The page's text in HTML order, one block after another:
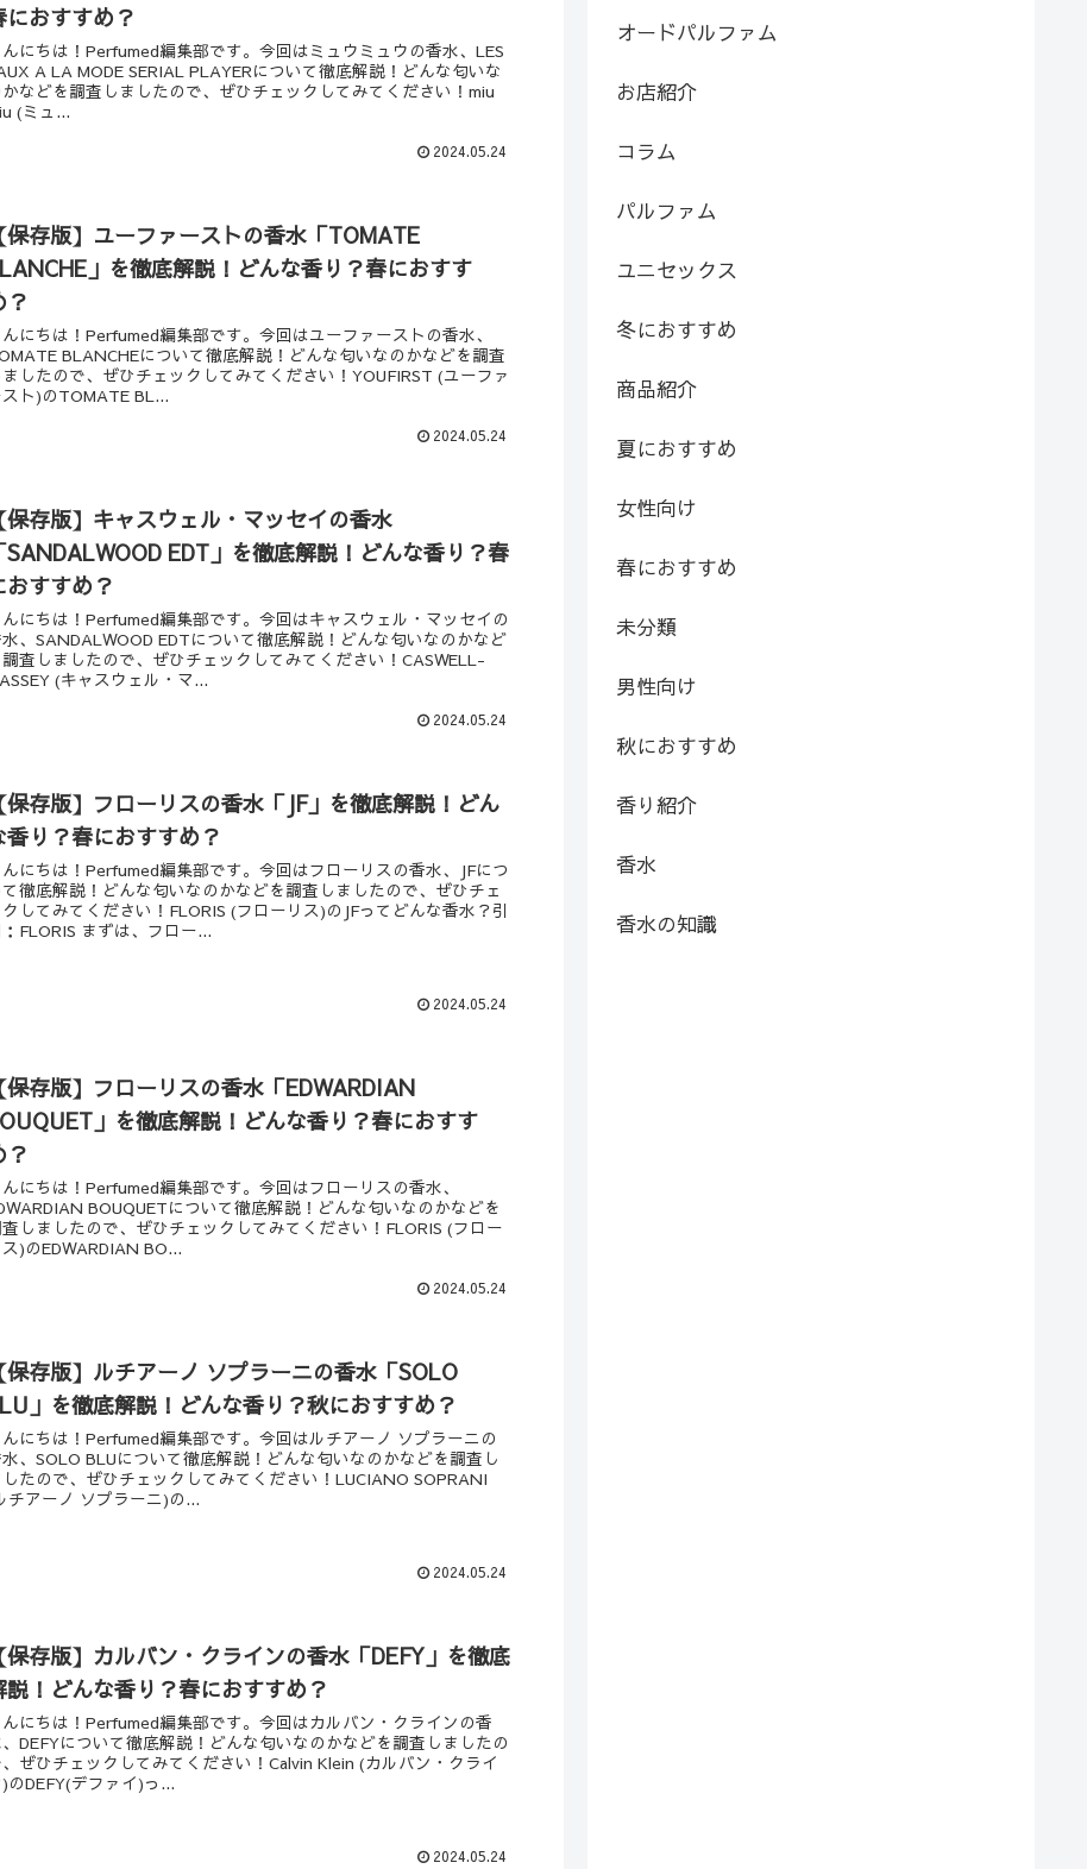
におすすめ？
んにちは！Perfumed編集部です。今回はミュウミュウの香水、LES
A LA MODE SERIAL PLAYERについて徹底解説！どんな匂いな
かなどを調査しましたので、ぜひチェックしてみてください！miu
(ミュ...
2024.05.24
保存版】ユーファーストの香水「TOMATE
」を徹底解説！どんな香り？春におすす
？
んにちは！Perfumed編集部です。今回はユーファーストの香水、
BLANCHEについて徹底解説！どんな匂いなのかなどを調査
ましたので、ぜひチェックしてみてください！YOUFIRST (ユーファ
ト)のTOMATE BL...
2024.05.24
保存版】キャスウェル・マッセイの香水
SANDALWOOD EDT」を徹底解説！どんな香り？春
おすすめ？
んにちは！Perfumed編集部です。今回はキャスウェル・マッセイの
、SANDALWOOD EDTについて徹底解説！どんな匂いなのかなど
調査しましたので、ぜひチェックしてみてください！CASWELL-
(キャスウェル・マ...
2024.05.24
保存版】フローリスの香水「JF」を徹底解説！どん
香り？春におすすめ？
んにちは！Perfumed編集部です。今回はフローリスの香水、JFにつ
徹底解説！どんな匂いなのかなどを調査しましたので、ぜひチェ
クしてみてください！FLORIS (フローリス)のJFってどんな香水？引
FLORIS まずは、フロー...
2024.05.24
保存版】フローリスの香水「EDWARDIAN
」を徹底解説！どんな香り？春におすす
？
んにちは！Perfumed編集部です。今回はフローリスの香水、
BOUQUETについて徹底解説！どんな匂いなのかなどを
しましたので、ぜひチェックしてみてください！FLORIS (フロー
ス)のEDWARDIAN BO...
2024.05.24
保存版】ルチアーノ ソプラーニの香水「SOLO
」を徹底解説！どんな香り？秋におすすめ？
んにちは！Perfumed編集部です。今回はルチアーノ ソプラーニの
、SOLO BLUについて徹底解説！どんな匂いなのかなどを調査し
したので、ぜひチェックしてみてください！LUCIANO SOPRANI
チアーノ ソプラーニ)の...
2024.05.24
保存版】カルバン・クラインの香水「DEFY」を徹底
説！どんな香り？春におすすめ？
んにちは！Perfumed編集部です。今回はカルバン・クラインの香
DEFYについて徹底解説！どんな匂いなのかなどを調査しましたの
ぜひチェックしてみてください！Calvin Klein (カルバン・クライ
)のDEFY(デファイ)っ...
2024.05.24
オードパルファム
お店紹介
コラム
パルファム
ユニセックス
冬におすすめ
商品紹介
夏におすすめ
女性向け
春におすすめ
未分類
男性向け
秋におすすめ
香り紹介
香水
香水の知識